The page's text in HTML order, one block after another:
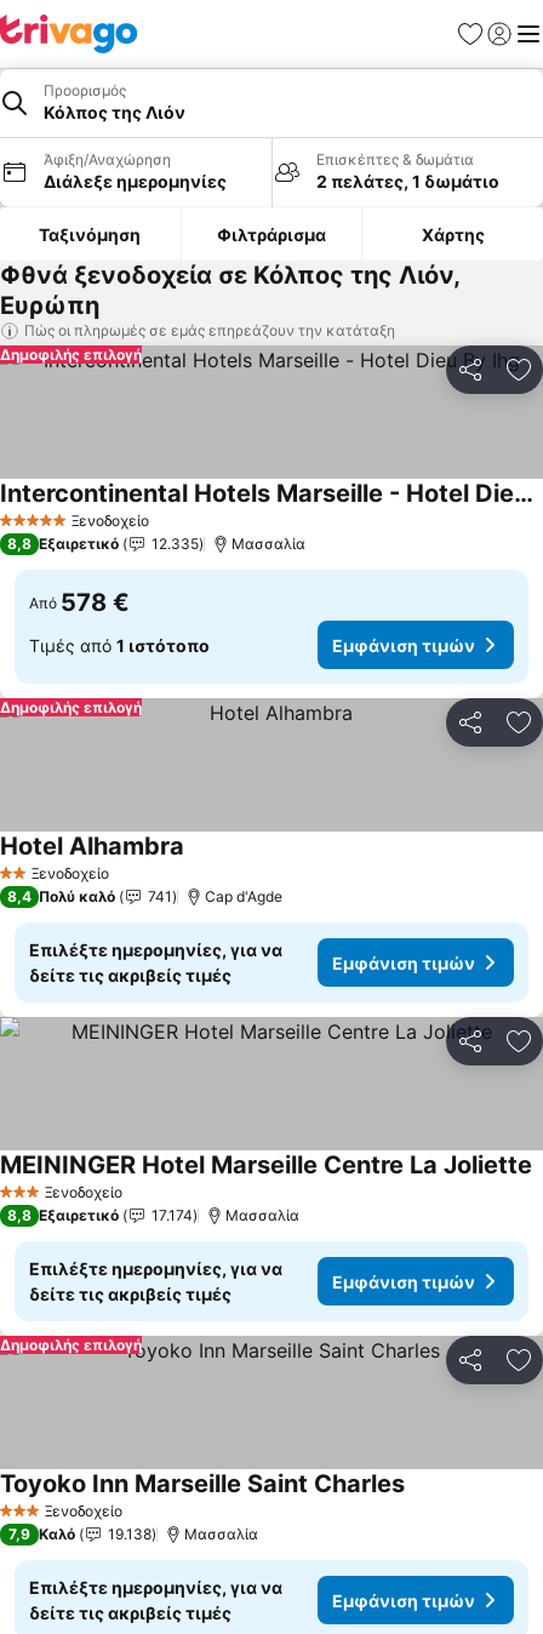
Προορισμός
Κόλπος της Λιόν
Άφιξη/Αναχώρηση
Διάλεξε ημερομηνίες
Επισκέπτες & δωμάτια
2 πελάτες, 1 δωμάτιο
Ταξινόμηση Φιλτράρισμα Χάρτης
Φθνά ξενοδοχεία σε Κόλπος της Λιόν,
Ευρώπη
Πώς οι πληρωμές σε εμάς επηρεάζουν την κατάταξη
Δημοφιλής επιλογή
5 Αστέρια Ξενοδοχείο
Intercontinental Hotels Marseille - Hotel Dieu By Ihg
8,8 Εξαιρετικό 12.335 Μασσαλία
Από 578 €
Τιμές από 1 ιστότοπο Εμφάνιση τιμών
Δημοφιλής επιλογή
2 ΑστέριαΞενοδοχείο
Hotel Alhambra
8,4 Πολύ καλό 741 Cap d'Agde
Επιλέξτε ημερομηνίες, για να
δείτε τις ακριβείς τιμές
Εμφάνιση τιμών
3 ΑστέριαΞενοδοχείο
MEININGER Hotel Marseille Centre La Joliette
8,8 Εξαιρετικό 17.174 Μασσαλία
Επιλέξτε ημερομηνίες, για να
δείτε τις ακριβείς τιμές
Εμφάνιση τιμών
Δημοφιλής επιλογή
3 ΑστέριαΞενοδοχείο
Toyoko Inn Marseille Saint Charles
7,9 Καλό 19.138 Μασσαλία
Επιλέξτε ημερομηνίες, για να
δείτε τις ακριβείς τιμές
Εμφάνιση τιμών